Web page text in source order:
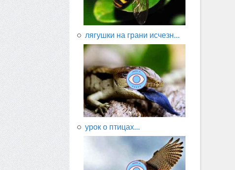
лягушки на грани исчезн...
урок о птицах...